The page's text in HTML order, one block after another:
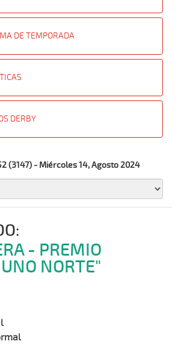
DE TEMPORADA
DERBY
(3147) - Miércoles 14, Agosto 2024
- PREMIO
NORTE"